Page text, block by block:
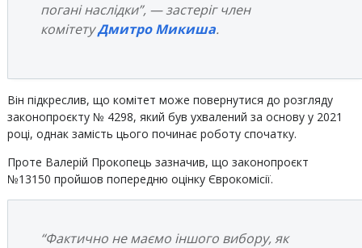
погані наслідки”, — застеріг член
комітетуДмитро Микиша.
Він підкреслив, що комітет може повернутися до розгляду
законопроєкту № 4298, який був ухвалений за основу у 2021
році, однак замість цього починає роботу спочатку.
Проте Валерій Прокопець зазначив, що законопроєкт
№13150 пройшов попередню оцінку Єврокомісії.
“Фактично не маємо іншого вибору, як